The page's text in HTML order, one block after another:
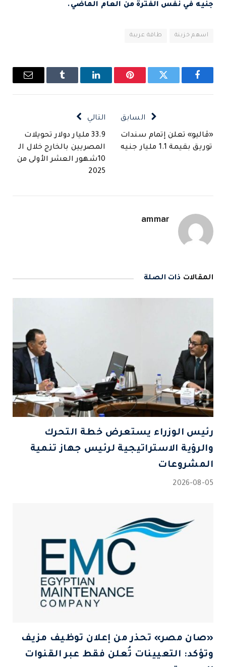
جنيه في نفس الفترة من العام الماضي.
اسهم خزينة طاقة عربية
فيسبوك تويتر بينتيريستلينكدإن Tumblr
البريد
السابق
«ڤاليو» تعلن إتمام سندات
توريق بقيمة 1.1 مليار جنيه
التالي
33.9 مليار دولار تحويلات
المصريين بالخارج خلال الـ
10شهور العشر الأولى من
2025
ammar
المقالات ذات الصلة
رئيس الوزراء يستعرض خطة التحرك
والرؤية الاستراتيجية لرئيس جهاز تنمية
المشروعات
2026-08-05
«صان مصر» تحذر من إعلان توظيف مزيف
وتؤكد: التعيينات تُعلن فقط عبر القنوات